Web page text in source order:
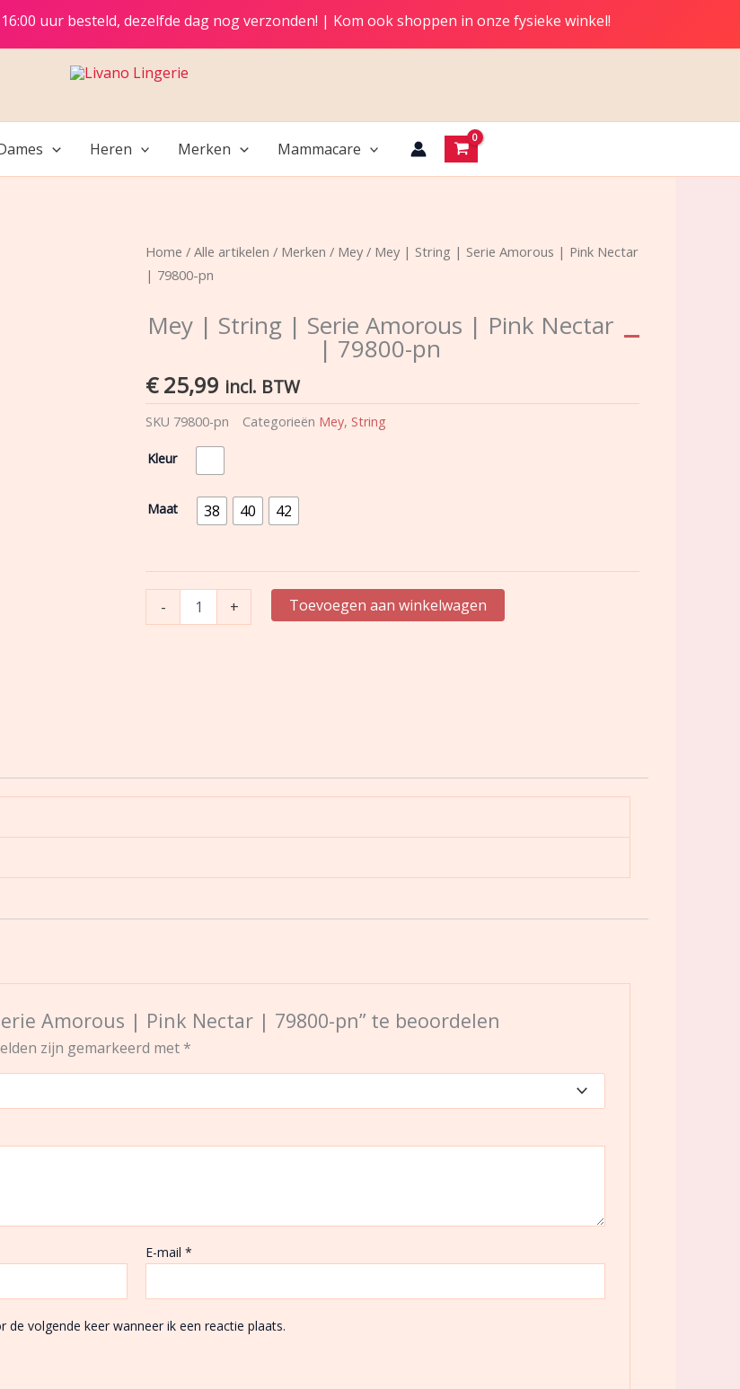
uur besteld, dezelfde dag nog verzonden! | Kom ook shoppen in onze fysieke winkel!
Heren Merken Mammacare
Home / Alle artikelen / Merken / Mey/ Mey | String | Serie Amorous | Pink Nectar
| 79800-pn
Mey | String | Serie Amorous | Pink Nectar
| 79800-pn
€25,99 incl. BTW
SKU 79800-pn Categorieën Mey, String
Kleur
Maat 38 40 42
-
Mey
|
Pink
Nectar
+ Toevoegen aan winkelwagen
Amorous | Pink Nectar | 79800-pn” te beoordelen
zijn gemarkeerd met *
E-mail*
volgende keer wanneer ik een reactie plaats.